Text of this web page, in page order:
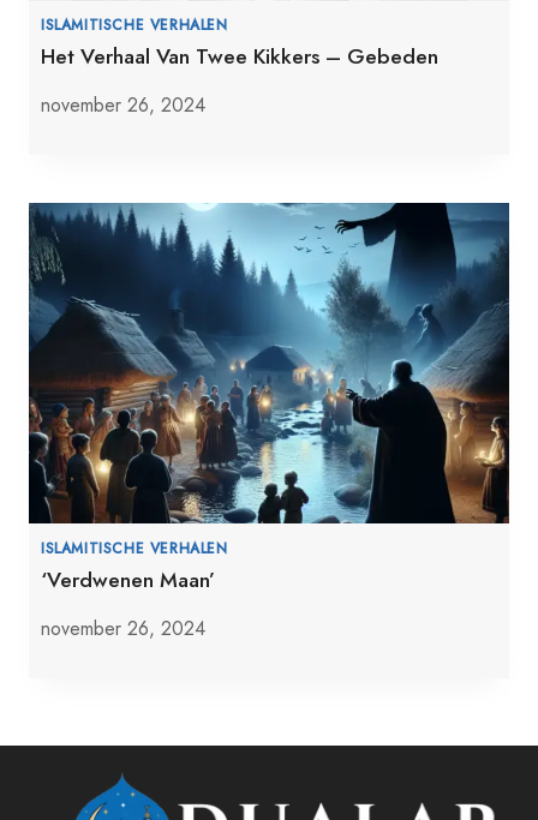
ISLAMITISCHE VERHALEN
Het Verhaal Van Twee Kikkers – Gebeden
november 26, 2024
ISLAMITISCHE VERHALEN
‘Verdwenen Maan’
november 26, 2024